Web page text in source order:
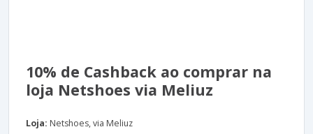
10% de Cashback ao comprar na
loja Netshoes via Meliuz
Loja: Netshoes, via Meliuz